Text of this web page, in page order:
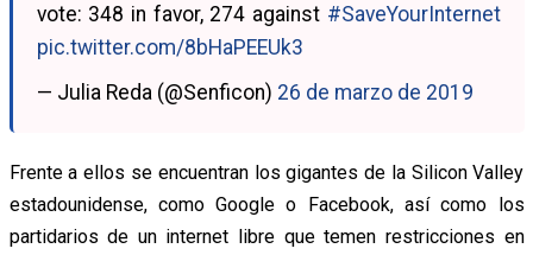
vote: 348 in favor, 274 against #SaveYourInternet
pic.twitter.com/8bHaPEEUk3
— Julia Reda (@Senficon) 26 de marzo de 2019
Frente a ellos se encuentran los gigantes de la Silicon Valley
estadounidense, como Google o Facebook, así como los
partidarios de un internet libre que temen restricciones en